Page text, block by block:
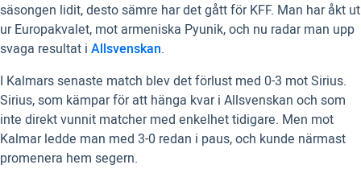
säsongen lidit, desto sämre har det gått för KFF. Man har åkt ut
ur Europakvalet, mot armeniska Pyunik, och nu radar man upp
svaga resultat i Allsvenskan.
I Kalmars senaste match blev det förlust med 0-3 mot Sirius.
Sirius, som kämpar för att hänga kvar i Allsvenskan och som
inte direkt vunnit matcher med enkelhet tidigare. Men mot
Kalmar ledde man med 3-0 redan i paus, och kunde närmast
promenera hem segern.